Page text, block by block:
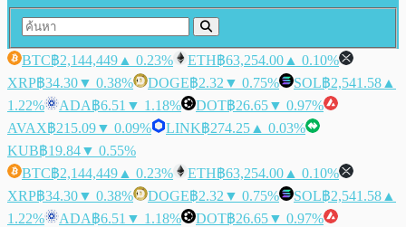
BTC฿2,144,449 ▲ 0.23% ETH฿63,254.00 ▲ 0.10%
XRP฿34.30▼ 0.38% DOGE฿2.32 ▼ 0.75% SOL฿2,541.58 ▲
1.22%
ADA฿6.51 ▼ 1.18% DOT฿26.65▼ 0.97%
AVAX฿215.09▼ 0.09% LINK฿274.25 ▲ 0.03%
KUB฿19.84▼ 0.55%
BTC฿2,144,449 ▲ 0.23% ETH฿63,254.00 ▲ 0.10%
XRP฿34.30▼ 0.38% DOGE฿2.32 ▼ 0.75% SOL฿2,541.58 ▲
1.22%
ADA฿6.51 ▼ 1.18% DOT฿26.65▼ 0.97%